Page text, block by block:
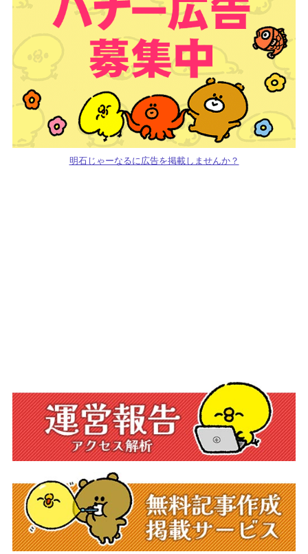
明石じゃーなるに広告を掲載しませんか？